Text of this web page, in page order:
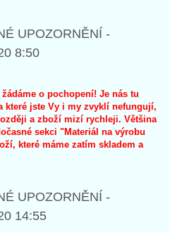
UPOZORNĚNÍ -
8:50
o pochopení! Je nás tu
které jste Vy i my zvyklí nefungují,
a zboží mizí rychleji. Většina
sekci "Materiál na výrobu
které máme zatím skladem a
UPOZORNĚNÍ -
14:55